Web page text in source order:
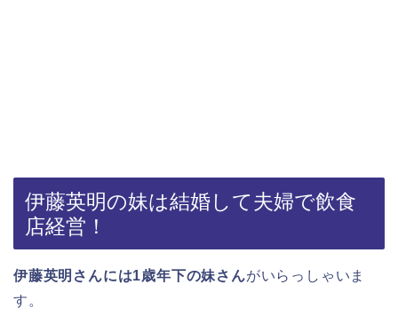
伊藤英明の妹は結婚して夫婦で飲食
店経営！
伊藤英明さんには1歳年下の妹さんがいらっしゃいま
す。